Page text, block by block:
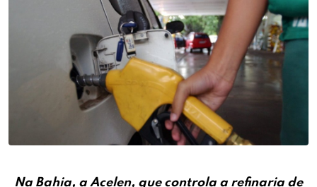
Na Bahia, a Acelen, que controla a refinaria de